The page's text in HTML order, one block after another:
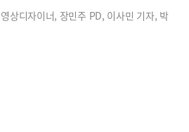
상디자이너, 장민주 PD, 이사민 기자, 박